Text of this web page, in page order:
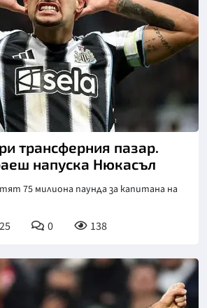
трансферния пазар.
напуска Нюкасъл
75 милиона паунда за капитана на
0 138